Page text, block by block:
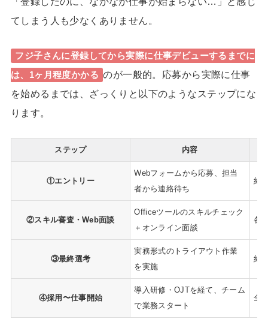
てしまう人も少なくありません。
フジ子さんに登録してから実際に仕事デビューするまでに
は、1ヶ月程度かかる のが一般的。 応募から実際に仕事
を始めるまでは、ざっくりと以下のようなステップにな
ります。
ステップ 内容
①エントリー
Webフォームから応募、担当
者から連絡待ち
約1
②スキル審査・Web面談
Officeツールのスキルチェック
＋オンライン面談
各
③最終選考
実務形式のトライアウト作業
を実施
約1
④採用〜仕事開始
導入研修・OJTを経て、チーム
で業務スタート
全